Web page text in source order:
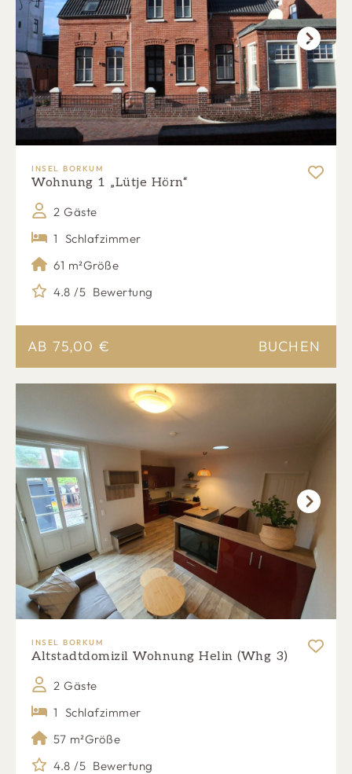
Next
INSEL BORKUM
Wohnung 1 „Lütje Hörn“
2 Gäste
1 Schlafzimmer
61 m²Größe
4.8 /5 Bewertung
AB 75,00 € BUCHEN
Next
INSEL BORKUM
Altstadtdomizil Wohnung Helin (Whg 3)
2 Gäste
1 Schlafzimmer
57 m²Größe
4.8 /5 Bewertung